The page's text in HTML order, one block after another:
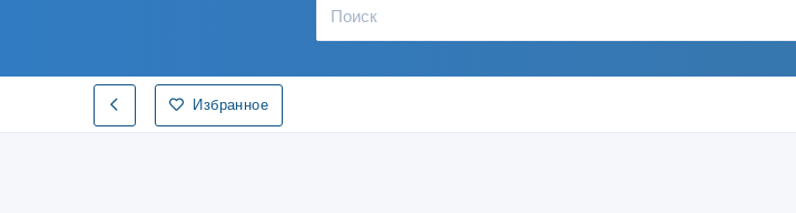
Избранное